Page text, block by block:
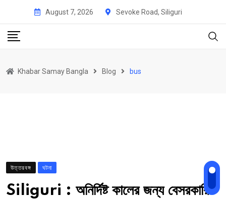
content
August 7, 2026 Sevoke Road, Siliguri
Khabar Samay Bangla Blog bus
উত্তরবঙ্গ ঘটনা
Siliguri : অনির্দিষ্ট কালের জন্য বেসরকারি